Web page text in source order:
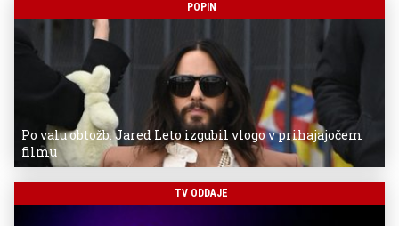
POPIN
Po valu obtožb: Jared Leto izgubil vlogo v prihajajočem
filmu
TV ODDAJE